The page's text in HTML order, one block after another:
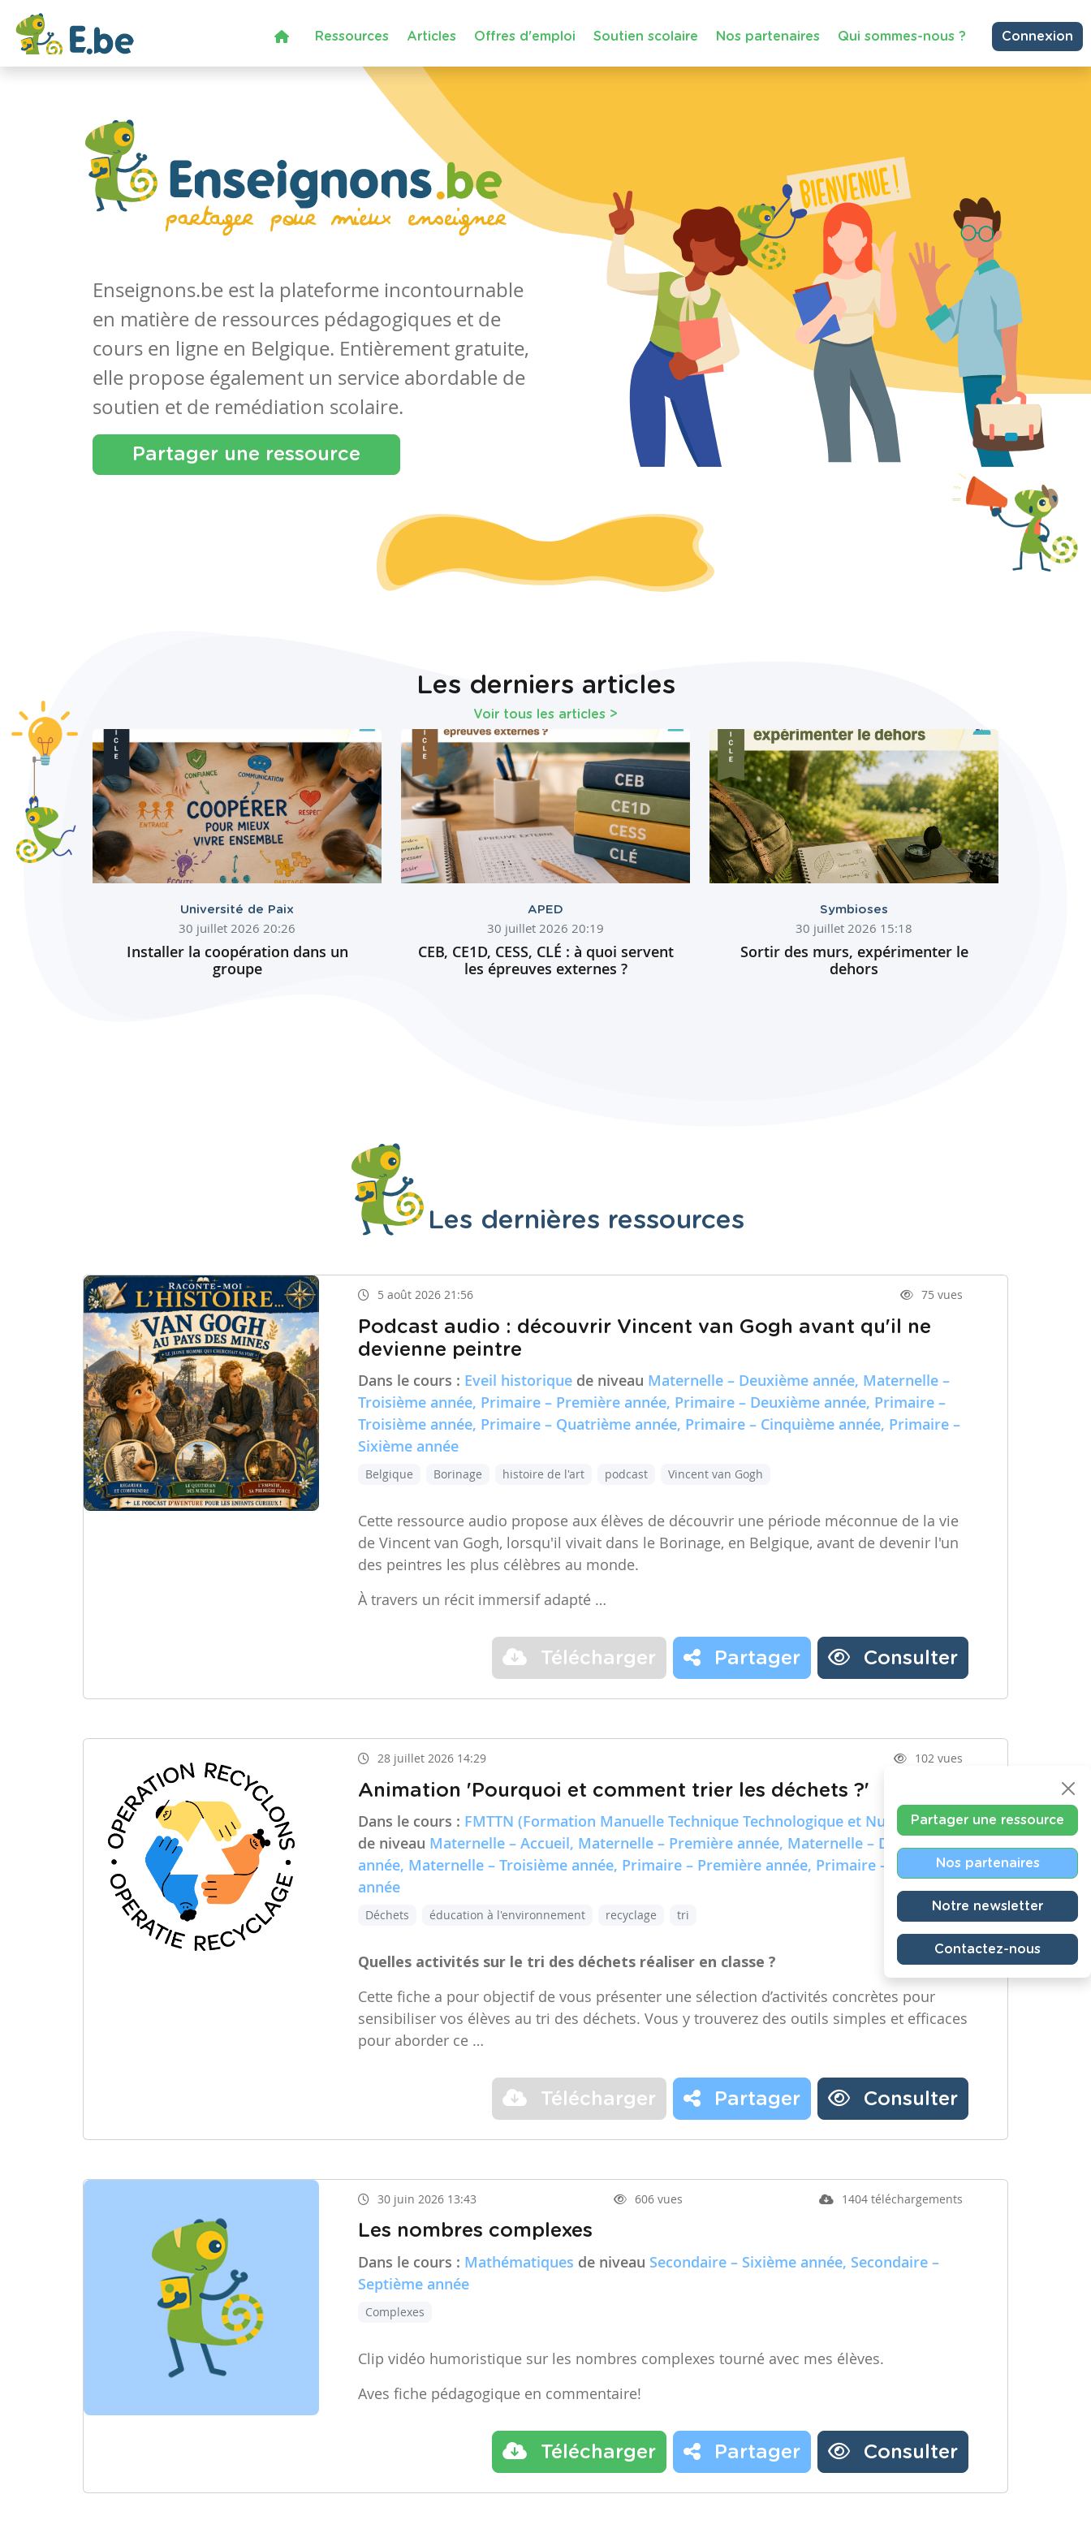
Ressources Articles Offres d'emploi Soutien scolaire Nos partenaires Qui sommes-nous ? Connexion
Enseignons.be est la plateforme incontournable
en matière de ressources pédagogiques et de
cours en ligne en Belgique. Entièrement gratuite,
elle propose également un service abordable de
soutien et de remédiation scolaire.
Partager une ressource
Les derniers articles
Voir tous les articles >
Université de Paix
30 juillet 2026 20:26
Installer la coopération dans un
groupe
APED
30 juillet 2026 20:19
CEB, CE1D, CESS, CLÉ : à quoi servent
les épreuves externes ?
Symbioses
30 juillet 2026 15:18
Sortir des murs, expérimenter le
dehors
Les dernières ressources
5 août 2026 21:56 75 vues
Podcast audio : découvrir Vincent van Gogh avant qu'il ne
devienne peintre
Dans le cours : Eveil historique de niveau Maternelle – Deuxième année, Maternelle –
Troisième année, Primaire – Première année, Primaire – Deuxième année, Primaire –
Troisième année, Primaire – Quatrième année, Primaire – Cinquième année, Primaire –
Sixième année
Belgique Borinage histoire de l'art podcast Vincent van Gogh
Cette ressource audio propose aux élèves de découvrir une période méconnue de la vie
de Vincent van Gogh, lorsqu'il vivait dans le Borinage, en Belgique, avant de devenir l'un
des peintres les plus célèbres au monde.
À travers un récit immersif adapté …
Télécharger Partager Consulter
28 juillet 2026 14:29 102 vues
Animation 'Pourquoi et comment trier les déchets ?'
Dans le cours : FMTTN (Formation Manuelle Technique Technologique et Numérique)
de niveau Maternelle – Accueil, Maternelle – Première année, Maternelle – Deuxième
année, Maternelle – Troisième année, Primaire – Première année, Primaire – Deuxième
année
Déchets éducation à l'environnement recyclage tri
Quelles activités sur le tri des déchets réaliser en classe ?
Cette fiche a pour objectif de vous présenter une sélection d’activités concrètes pour
sensibiliser vos élèves au tri des déchets. Vous y trouverez des outils simples et efficaces
pour aborder ce …
Télécharger Partager Consulter
30 juin 2026 13:43 606 vues 1404 téléchargements
Les nombres complexes
Dans le cours : Mathématiques de niveau Secondaire – Sixième année, Secondaire –
Septième année
Complexes
Clip vidéo humoristique sur les nombres complexes tourné avec mes élèves.
Aves fiche pédagogique en commentaire!
Télécharger Partager Consulter
Partager une ressource
Nos partenaires
Notre newsletter
Contactez-nous